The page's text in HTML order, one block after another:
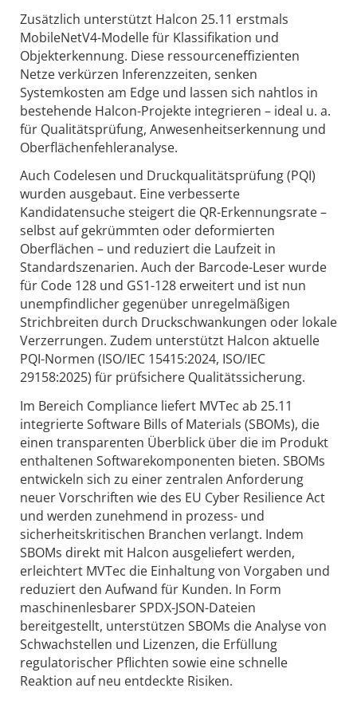
Zusätzlich unterstützt Halcon 25.11 erstmals
MobileNetV4-Modelle für Klassifikation und
Objekterkennung. Diese ressourceneffizienten
Netze verkürzen Inferenzzeiten, senken
Systemkosten am Edge und lassen sich nahtlos in
bestehende Halcon-Projekte integrieren – ideal u. a.
für Qualitätsprüfung, Anwesenheitserkennung und
Oberflächenfehleranalyse.
Auch Codelesen und Druckqualitätsprüfung (PQI)
wurden ausgebaut. Eine verbesserte
Kandidatensuche steigert die QR-Erkennungsrate –
selbst auf gekrümmten oder deformierten
Oberflächen – und reduziert die Laufzeit in
Standardszenarien. Auch der Barcode-Leser wurde
für Code 128 und GS1-128 erweitert und ist nun
unempfindlicher gegenüber unregelmäßigen
Strichbreiten durch Druckschwankungen oder lokale
Verzerrungen. Zudem unterstützt Halcon aktuelle
PQI-Normen (ISO/IEC 15415:2024, ISO/IEC
29158:2025) für prüfsichere Qualitätssicherung.
Im Bereich Compliance liefert MVTec ab 25.11
integrierte Software Bills of Materials (SBOMs), die
einen transparenten Überblick über die im Produkt
enthaltenen Softwarekomponenten bieten. SBOMs
entwickeln sich zu einer zentralen Anforderung
neuer Vorschriften wie des EU Cyber Resilience Act
und werden zunehmend in prozess- und
sicherheitskritischen Branchen verlangt. Indem
SBOMs direkt mit Halcon ausgeliefert werden,
erleichtert MVTec die Einhaltung von Vorgaben und
reduziert den Aufwand für Kunden. In Form
maschinenlesbarer SPDX-JSON-Dateien
bereitgestellt, unterstützen SBOMs die Analyse von
Schwachstellen und Lizenzen, die Erfüllung
regulatorischer Pflichten sowie eine schnelle
Reaktion auf neu entdeckte Risiken.